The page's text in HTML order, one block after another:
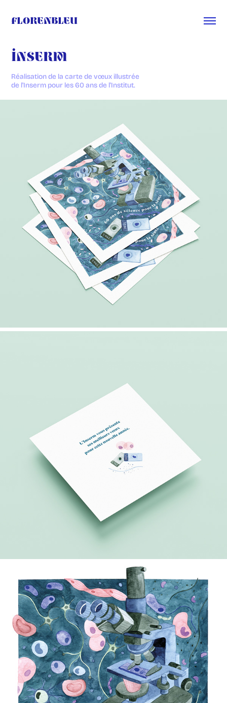
Florenbleu
Inserm
Réalisation de la carte de vœux illustrée
de l'Inserm pour les 60 ans de l'Institut.